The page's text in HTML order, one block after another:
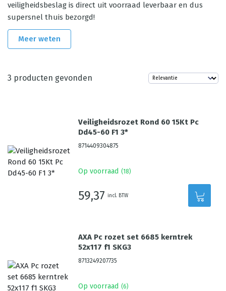
veiligheidsbeslag is direct uit voorraad leverbaar en dus
supersnel thuis bezorgd!
Meer weten
3 producten gevonden
Veiligheidsrozet Rond 60 15Kt Pc
Dd45-60 F1 3*
8714409304875
Op voorraad (18)
59,37 incl. BTW
AXA Pc rozet set 6685 kerntrek
52x117 f1 SKG3
8713249207735
Op voorraad (6)